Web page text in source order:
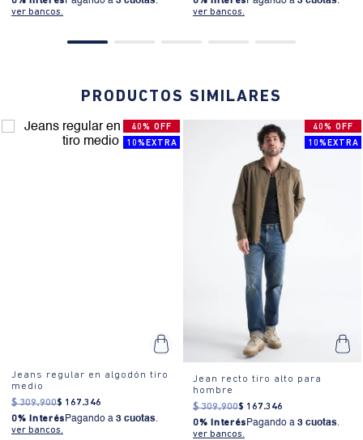
ver bancos.
ver bancos.
PRODUCTOS SIMILARES
40% OFF
10%EXTRA
Jeans regular en algodón tiro
medio
$ 309.900$ 167.346
0% Interés Pagando a 3 cuotas.
ver bancos.
40% OFF
10%EXTRA
Jean recto tiro alto para
hombre
$ 309.900$ 167.346
0% Interés Pagando a 3 cuotas.
ver bancos.